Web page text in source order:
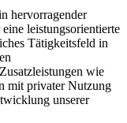
hervorragender
leistungsorientierte
Tätigkeitsfeld in
wie
mit privater Nutzung
unserer